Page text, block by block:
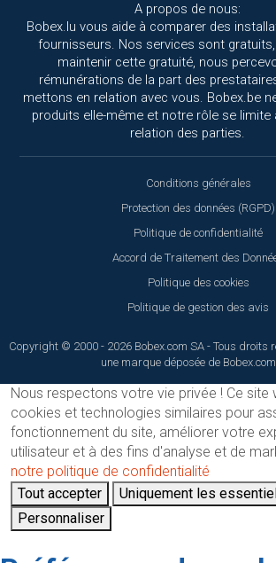
A propos de nous:
Bobex.lu vous aide à comparer des
fournisseurs. Nos services sont
maintenir cette gratuité, nous
rémunérations de la part des
mettons en relation avec vous. Bobex.be
produits elle-même et notre rôle se limite
relation des parties.
Conditions générales
Protection des données (RGPD)
Politique de confidentialité
Accord de Traitement des
Politique des cookies
Politique de gestion des avis
Copyright © 2000 - 2026 Bobex.com SA - Tous droits
une marque déposée de
Nous respectons votre vie privée ! Ce site
cookies et technologies similaires pour
fonctionnement du site, améliorer votre
utilisateur et à des fins d'analyse et de
notre politique de confidentialité
Tout accepter
Uniquement les
Personnaliser